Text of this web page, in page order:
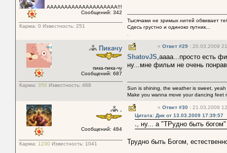
АААААААААААААААААААА!!!
Сообщений: 342
Карма: 0 Известность: 251
Тысячами не зримых нитей обвивает
Сдесь грустно и одиноко путник...
.
Пикачу
пика-пика-чу
Сообщений: 687
Карма: 350 Известность: 468
« Ответ #29 : 20.03.2009
ShatovJS,аааа...просто есть
ну...мне фильм не очень
Sun is shining, the weather is sweet, yeah
Make you wanna move your dancing feet
.
Сообщений: 484
Карма: 1230 Известность: 1041
« Ответ #30 : 21.03.2009
Цитата: Дик от 13.03.2009 17:39:57
., ну... а "ТРудно быть
Трудно быть Богом,